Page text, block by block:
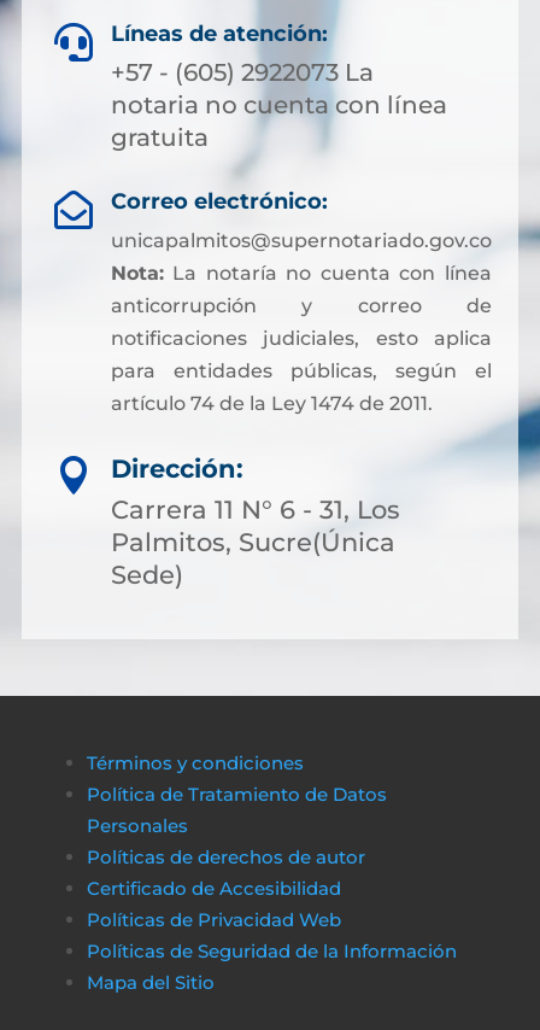
 Líneas de atención:
+57 - (605) 2922073 La
notaria no cuenta con línea
gratuita
 Correo electrónico:
unicapalmitos@supernotariado.gov.co
Nota:La notaría no cuenta con línea
anticorrupción y correo de
notificaciones judiciales, esto aplica
para entidades públicas, según el
artículo 74 de la Ley 1474 de 2011.

Dirección:
Carrera 11 N° 6 - 31, Los
Palmitos, Sucre(Única
Sede)
Términos y condiciones
Política de Tratamiento de Datos
Personales
Políticas de derechos de autor
Certificado de Accesibilidad
Políticas de Privacidad Web
Políticas de Seguridad de la Información
Mapa del Sitio